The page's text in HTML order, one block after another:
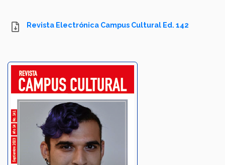
Revista Electrónica Campus Cultural Ed. 142